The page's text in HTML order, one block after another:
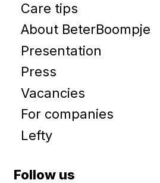
Care tips
About BeterBoompje
Presentation
Press
Vacancies
For companies
Lefty
Follow us